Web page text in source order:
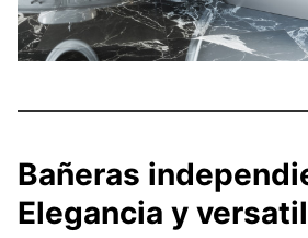
Bañeras
Elegancia y